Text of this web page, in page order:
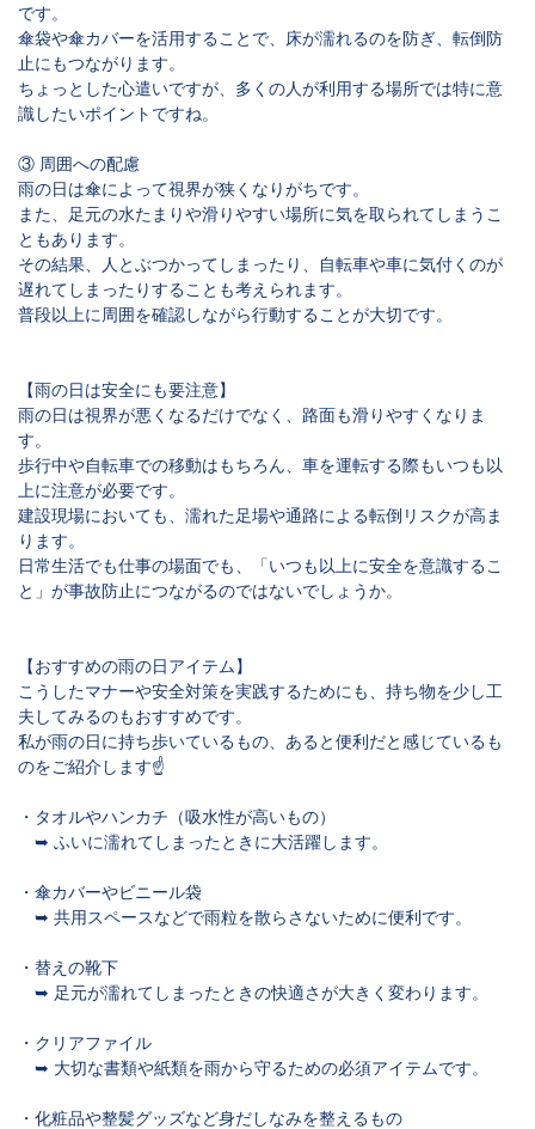
です。
傘袋や傘カバーを活用することで、床が濡れるのを防ぎ、転倒防
止にもつながります。
ちょっとした心遣いですが、多くの人が利用する場所では特に意
識したいポイントですね。
③ 周囲への配慮
雨の日は傘によって視界が狭くなりがちです。
また、足元の水たまりや滑りやすい場所に気を取られてしまうこ
ともあります。
その結果、人とぶつかってしまったり、自転車や車に気付くのが
遅れてしまったりすることも考えられます。
普段以上に周囲を確認しながら行動することが大切です。
【雨の日は安全にも要注意】
雨の日は視界が悪くなるだけでなく、路面も滑りやすくなりま
す。
歩行中や自転車での移動はもちろん、車を運転する際もいつも以
上に注意が必要です。
建設現場においても、濡れた足場や通路による転倒リスクが高ま
ります。
日常生活でも仕事の場面でも、「いつも以上に安全を意識するこ
と」が事故防止につながるのではないでしょうか。
【おすすめの雨の日アイテム】
こうしたマナーや安全対策を実践するためにも、持ち物を少し工
夫してみるのもおすすめです。
私が雨の日に持ち歩いているもの、あると便利だと感じているも
のをご紹介します☝
・タオルやハンカチ（吸水性が高いもの）
➥ ふいに濡れてしまったときに大活躍します。
・傘カバーやビニール袋
➥ 共用スペースなどで雨粒を散らさないために便利です。
・替えの靴下
➥ 足元が濡れてしまったときの快適さが大きく変わります。
・クリアファイル
➥ 大切な書類や紙類を雨から守るための必須アイテムです。
・化粧品や整髪グッズなど身だしなみを整えるもの